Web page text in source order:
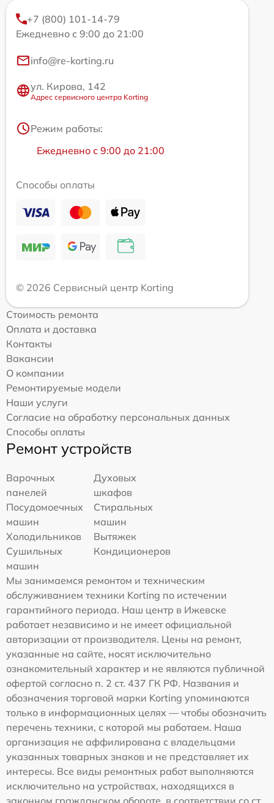
+7 (800) 101-14-79
Ежедневно с 9:00 до 21:00
info@re-korting.ru
ул. Кирова, 142
Адрес сервисного центра Korting
Режим работы:
Ежедневно с 9:00 до 21:00
Способы оплаты
© 2026 Сервисный центр Korting
Стоимость ремонта
Оплата и доставка
Контакты
Вакансии
О компании
Ремонтируемые модели
Наши услуги
Согласие на обработку персональных данных
Способы оплаты
Ремонт устройств
Варочных
панелей
Духовых
шкафов
Посудомоечных
машин
Стиральных
машин
Холодильников
Вытяжек
Сушильных
машин
Кондиционеров
Мы занимаемся ремонтом и техническим
обслуживанием техники Korting по истечении
гарантийного периода. Наш центр в Ижевске
работает независимо и не имеет официальной
авторизации от производителя. Цены на ремонт,
указанные на сайте, носят исключительно
ознакомительный характер и не являются публичной
офертой согласно п. 2 ст. 437 ГК РФ. Названия и
обозначения торговой марки Korting упоминаются
только в информационных целях — чтобы обозначить
перечень техники, с которой мы работаем. Наша
организация не аффилирована с владельцами
указанных товарных знаков и не представляет их
интересы. Все виды ремонтных работ выполняются
исключительно на устройствах, находящихся в
законном гражданском обороте, в соответствии со ст.